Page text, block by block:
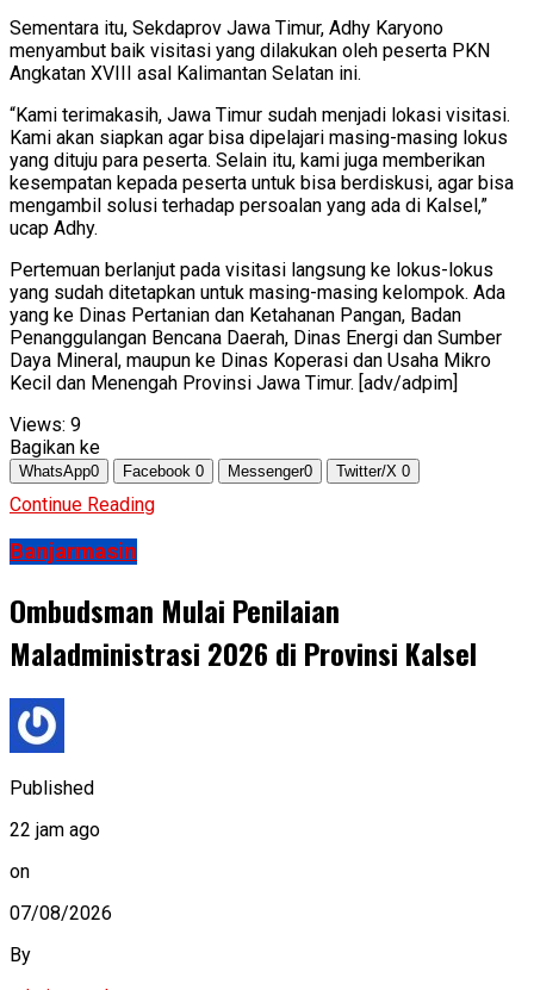
Sementara itu, Sekdaprov Jawa Timur, Adhy Karyono
menyambut baik visitasi yang dilakukan oleh peserta PKN
Angkatan XVIII asal Kalimantan Selatan ini.
“Kami terimakasih, Jawa Timur sudah menjadi lokasi visitasi.
Kami akan siapkan agar bisa dipelajari masing-masing lokus
yang dituju para peserta. Selain itu, kami juga memberikan
kesempatan kepada peserta untuk bisa berdiskusi, agar bisa
mengambil solusi terhadap persoalan yang ada di Kalsel,”
ucap Adhy.
Pertemuan berlanjut pada visitasi langsung ke lokus-lokus
yang sudah ditetapkan untuk masing-masing kelompok. Ada
yang ke Dinas Pertanian dan Ketahanan Pangan, Badan
Penanggulangan Bencana Daerah, Dinas Energi dan Sumber
Daya Mineral, maupun ke Dinas Koperasi dan Usaha Mikro
Kecil dan Menengah Provinsi Jawa Timur. [adv/adpim]
Views: 9
Bagikan ke
WhatsApp0 Facebook 0 Messenger0 Twitter/X 0
Continue Reading
Banjarmasin
Ombudsman Mulai Penilaian
Maladministrasi 2026 di Provinsi Kalsel
Published
22 jam ago
on
07/08/2026
By